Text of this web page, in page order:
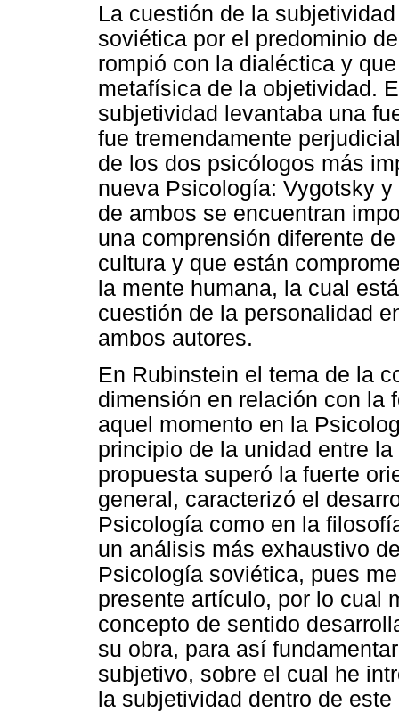
La cuestión de la
soviética por el predominio
rompió con la dialéctica y
metafísica de la objetividad.
subjetividad levantaba una
fue tremendamente
de los dos psicólogos más
nueva Psicología: Vygotsky
de ambos se encuentran
una comprensión diferente
cultura y que están
la mente humana, la cual
cuestión de la personalidad
ambos autores.
En Rubinstein el tema de la
dimensión en relación con la
aquel momento en la
principio de la unidad entre
propuesta superó la fuerte
general, caracterizó el
Psicología como en la
un análisis más exhaustivo
Psicología soviética, pues
presente artículo, por lo cual
concepto de sentido
su obra, para así
subjetivo, sobre el cual he
la subjetividad dentro de